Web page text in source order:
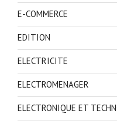
E-COMMERCE
EDITION
ELECTRICITE
ELECTROMENAGER
ELECTRONIQUE ET